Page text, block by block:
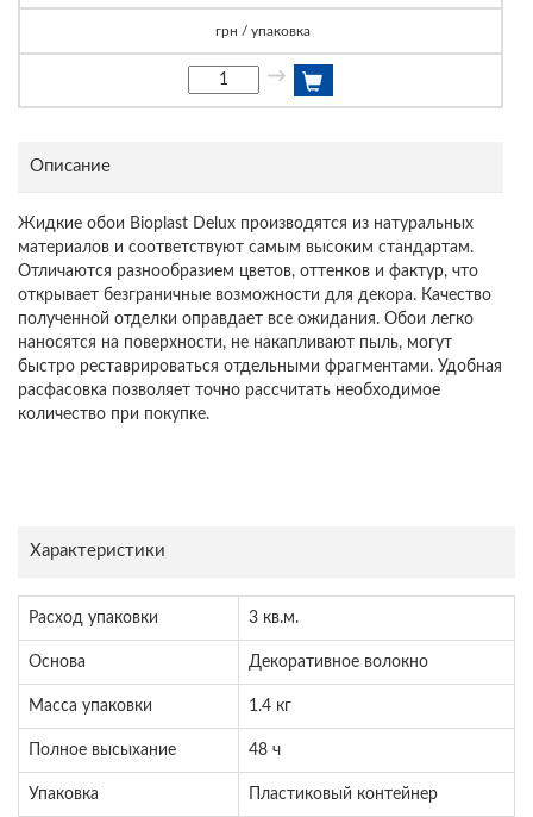
грн / упаковка
→
Описание
Жидкие обои Bioplast Delux производятся из натуральных
материалов и соответствуют самым высоким стандартам.
Отличаются разнообразием цветов, оттенков и фактур, что
открывает безграничные возможности для декора. Качество
полученной отделки оправдает все ожидания. Обои легко
наносятся на поверхности, не накапливают пыль, могут
быстро реставрироваться отдельными фрагментами. Удобная
расфасовка позволяет точно рассчитать необходимое
количество при покупке.
Характеристики
Расход упаковки 3 кв.м.
Основа Декоративное волокно
Масса упаковки 1.4 кг
Полное высыхание 48 ч
Упаковка Пластиковый контейнер